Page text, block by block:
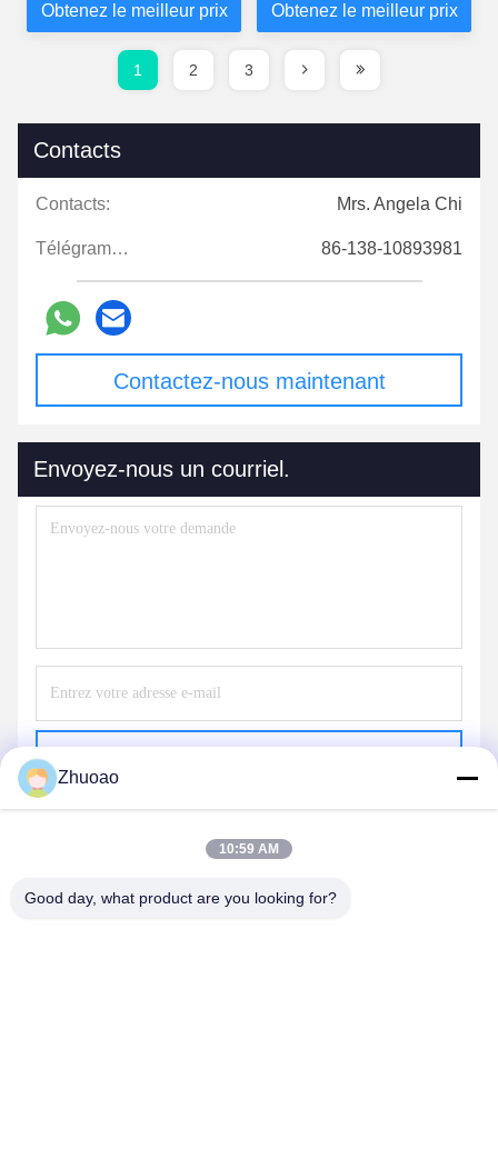
Obtenez le meilleur prix
Obtenez le meilleur prix
1 2 3
Contacts
Contacts: Mrs. Angela Chi
Télégramme: 86-138-10893981
Contactez-nous maintenant
Envoyez-nous un courriel.
Zhuoao
10:59 AM
Good day, what product are you looking for?